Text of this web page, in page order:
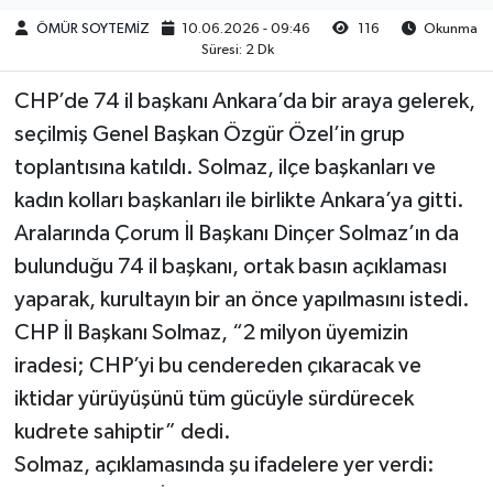
ÖMÜR SOYTEMİZ 10.06.2026 - 09:46 116
Okunma
Süresi: 2 Dk
CHP’de 74 il başkanı Ankara’da bir araya gelerek,
seçilmiş Genel Başkan Özgür Özel’in grup
toplantısına katıldı. Solmaz, ilçe başkanları ve
kadın kolları başkanları ile birlikte Ankara’ya gitti.
Aralarında Çorum İl Başkanı Dinçer Solmaz’ın da
bulunduğu 74 il başkanı, ortak basın açıklaması
yaparak, kurultayın bir an önce yapılmasını istedi.
CHP İl Başkanı Solmaz, “2 milyon üyemizin
iradesi; CHP’yi bu cendereden çıkaracak ve
iktidar yürüyüşünü tüm gücüyle sürdürecek
kudrete sahiptir” dedi.
Solmaz, açıklamasında şu ifadelere yer verdi:
Ortaköy
Osmancık
Sungurlu
Uğurludağ
Sağlık